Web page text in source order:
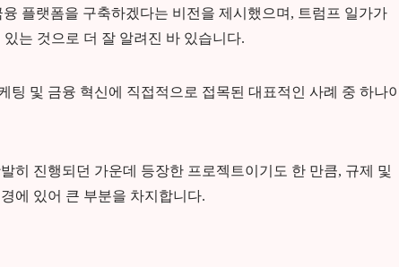
플랫폼을 구축하겠다는 비전을 제시했으며, 트럼프 일가가
는 것으로 더 잘 알려진 바 있습니다.
팅 및 금융 혁신에 직접적으로 접목된 대표적인 사례 중 하나
히 진행되던 가운데 등장한 프로젝트이기도 한 만큼, 규제 및
에 있어 큰 부분을 차지합니다.